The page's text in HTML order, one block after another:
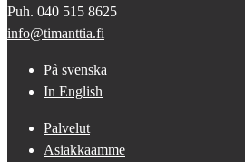
Puh. 040 515 8625
info@timanttia.fi
På svenska
In English
Palvelut
Asiakkaamme